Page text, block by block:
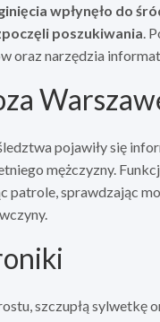
wpłynęło do
poszukiwania.
oraz narzędzia
pojawiły się
mężczyzny.
patrole, sprawdzając
szczupłą sylwetkę